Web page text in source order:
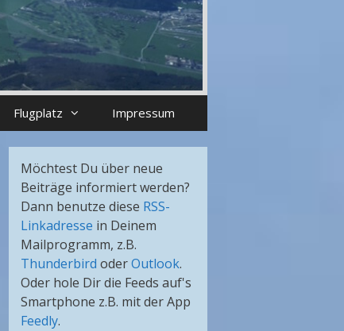
Flugplatz Impressum
Möchtest Du über neue
Beiträge informiert werden?
Dann benutze diese RSS-
Linkadresse in Deinem
Mailprogramm, z.B.
Thunderbird oderOutlook.
Oder hole Dir die Feeds auf's
Smartphone z.B. mit der App
Feedly.